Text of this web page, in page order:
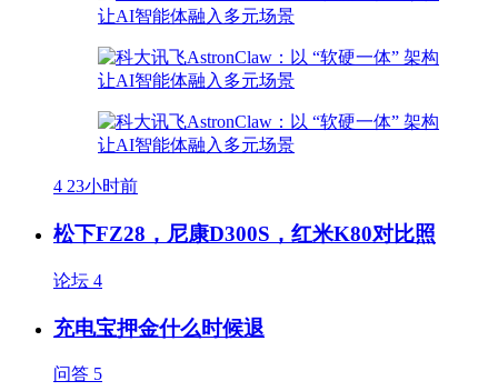
4 23小时前
松下FZ28，尼康D300S，红米K80对比照
论坛 4
充电宝押金什么时候退
问答 5